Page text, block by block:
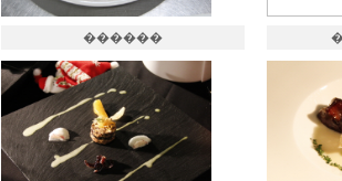
������